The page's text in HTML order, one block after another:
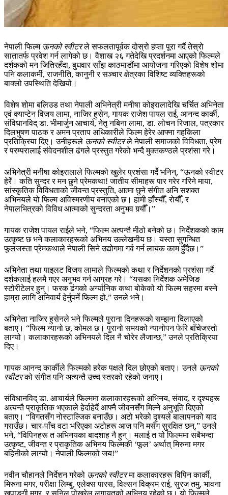
नेपाली फिल्म ऊनको स्वीटरले सफलतापूर्वक दोस्रो हप्ता पूरा गर्दै तेस्रो
सातातर्फ प्रवेश गर्न लागेको छ। वैशाख २६ गतेदेखि प्रदर्शनमा आएको फिल्मले
दर्शकको मन जितिरहँदा, बुधवार साँझ काठमाडौंमा आयोजना गरिएको विशेष शोमा
पनि कलाकर्मी, राजनीति, कानुनी र सञ्चार क्षेत्रका विशिष्ट व्यक्तिहरूको
बाक्लो उपस्थिति देखियो।
विशेष शोमा बलिउड तथा नेपाली अभिनेत्री मनीषा कोइरालादेखि चर्चित अभिनेता
एवं क्याप्टेन विजय लामा, नाजिर हुसेन, गायक राजेश पायल राई, आनन्द कार्की,
संविधानविद् डा. भीमार्जुन आचार्य, नेतृ नबिना लामा, डा. लोचन रिजाल, पत्रकार
दिलभुषण पाठक र अमन प्रताप अधिकारीले फिल्म हेरेर आफ्ना गहकिला
प्रतिक्रिया दिए। उनीहरूले ऊनको स्वीटरले नेपाली समाजको विविधता, प्रेम
र परम्परालाई संवेदनशील ढंगले प्रस्तुत गरेको भन्दै मुक्तकण्ठले प्रशंसा गरे।
अभिनेत्री मनीषा कोइरालाले फिल्मको खुलेर प्रशंसा गर्दै भनिन्, “ऊनको स्वीटर
हेरेँ। कति सुन्दर र मन छुने प्रेमकथा! जातीय सीमाहरू पार गरेर गरिने माया,
सांस्कृतिक विविधताको जीवन्त प्रस्तुति, आत्मा छुने संगीत अनि सशक्त
अभिनयले यो फिल्म अविस्मरणीय बनाएको छ। हामी हाँस्यौँ, रोयौँ, र
नेपालभित्रको विविध आत्माको सुन्दरता अनुभव गर्‍यौँ।”
गायक राजेश पायल राईले भने, “फिल्म अत्यन्तै मीठो बनेको छ। निर्देशकको काम
उत्कृष्ट छ भने कलाकारहरूको अभिनय उल्लेखनीय छ। यस्ता सुगन्धित
फूलजस्ता प्रेमकथाले नेपाली सिने उद्योगमा गर्व गर्न लायक काम हुँदैछ।”
अभिनेता तथा पाइलट विजय लामाले फिल्मको कथा र निर्देशनको प्रशंसा गर्दै
दर्शकलाई हलमै गएर अनुभव गर्न आग्रह गरे। “यसका निर्देशक अमेजिङ
स्टोरीटेलर हुन्। फरक ढंगको अर्ग्यानिक कथा बोकेको यो फिल्म सहरमा बस्ने
हाम्रा लागि अनिवार्य हेर्नुपर्ने फिल्म हो,” उनले भने।
अभिनेता नाजिर हुसेनले भने फिल्मले पुराना दिनहरूको सम्झना दिलाएको
बताए। “फिल्म न्यानो छ, कोमल छ। पुरानो समयको न्यानोपन फेरि बाँचेजस्तो
लाग्यो। कलाकारहरूको अभिनयले दिल नै चोरेर लैजान्छ,” उनले प्रतिक्रिया
दिए।
गायक आनन्द कार्कीले फिल्मको हरेक पक्षले दिल छोएको बताए। उनले ऊनको
स्वीटरको संगीत पनि अत्यन्तै उच्च स्तरको रहेको जनाए।
संविधानविद् डा. आचार्यले फिल्ममा कलाकारहरूको अभिनय, संवाद, र दृश्यहरू
अत्यन्तै प्राकृतिक भएकाले हेर्दाहेर्दै आफ्नै जीवनसँग मिल्ने अनुभूति दिएको
बताए। “विगतसँग नोस्टाल्जिक बनाउँछ। अटो भरेको दृश्यले बालापनको याद
गराउँछ। चार-पाँच वटा भरिएका अटोहरू आज पनि मसँग सुरक्षित छन्,” उनले
भने, “विपिनहरू त अभिनयका बादशाह नै हुन्। मलाई त यो फिल्ममा सबैभन्दा
उत्कृष्ट, जीवन्त र प्राकृतिक अभिनय फिल्मकी ‘फूल’ अर्थात् मिरुना मगर
बहिनीको लाग्यो। नेपाली फिल्मको जय!”
नवीन चौहानले निर्देशन गरेको ऊनको स्वीटरमा कलाकारहरू विपिन कार्की,
मिरुना मगर, परीक्षा लिम्बु, एलेक्स पारस, विल्सन विक्रम राई, सुरज तमु, भावना
खपाङ्गी मगर, र सुनिल पोखरेल लगायतको अभिनय रहेको छ। यो फिल्मले